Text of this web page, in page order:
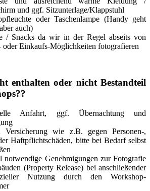
und ggf. Sitzunterlage/Klappstuhl
oder Taschenlampe (Handy geht
auch)
/ Snacks da wir in der Regel abseits von
oder Einkaufs-Möglichkeiten fotografieren
enthalten oder nicht Bestandteil
Anfahrt, ggf. Übernachtung und
Versicherung wie z.B. gegen Personen-,
Haftpflichtschäden, bitte bei Bedarf selbst
notwendige Genehmigungen zur Fotografie
(Property Release) bei anschließender
Nutzung durch den Workshop-